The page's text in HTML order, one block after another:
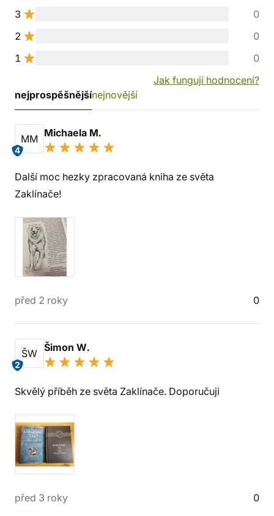
3
0
2
0
1
0
Jak fungují hodnocení?
nejprospěšnějšínejnovější
MM
4
Michaela M.
Další moc hezky zpracovaná kniha ze světa
Zaklínače!
před 2 roky 0
ŠW
2
Šimon W.
Skvělý příběh ze světa Zaklínače. Doporučuji
před 3 roky 0